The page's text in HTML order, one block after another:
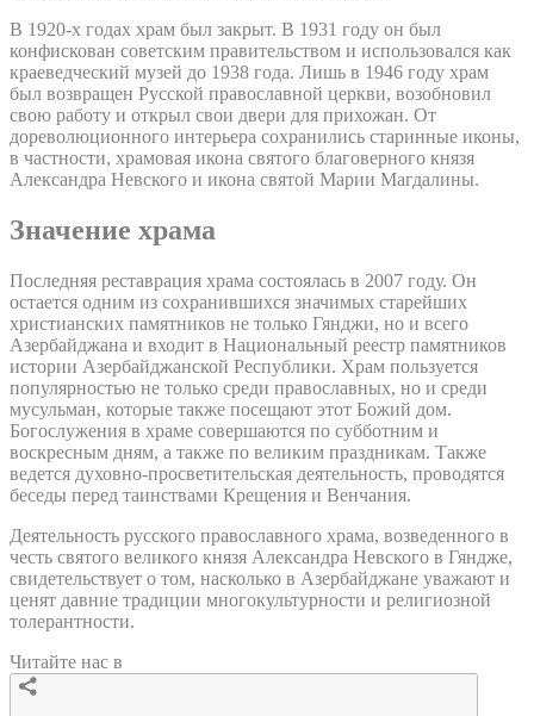
В 1920-х годах храм был закрыт. В 1931 году он был
конфискован советским правительством и использовался как
краеведческий музей до 1938 года. Лишь в 1946 году храм
был возвращен Русской православной церкви, возобновил
свою работу и открыл свои двери для прихожан. От
дореволюционного интерьера сохранились старинные иконы,
в частности, храмовая икона святого благоверного князя
Александра Невского и икона святой Марии Магдалины.
Значение храма
Последняя реставрация храма состоялась в 2007 году. Он
остается одним из сохранившихся значимых старейших
христианских памятников не только Гянджи, но и всего
Азербайджана и входит в Национальный реестр памятников
истории Азербайджанской Республики. Храм пользуется
популярностью не только среди православных, но и среди
мусульман, которые также посещают этот Божий дом.
Богослужения в храме совершаются по субботним и
воскресным дням, а также по великим праздникам. Также
ведется духовно-просветительская деятельность, проводятся
беседы перед таинствами Крещения и Венчания.
Деятельность русского православного храма, возведенного в
честь святого великого князя Александра Невского в Гяндже,
свидетельствует о том, насколько в Азербайджане уважают и
ценят давние традиции многокультурности и религиозной
толерантности.
Читайте нас в